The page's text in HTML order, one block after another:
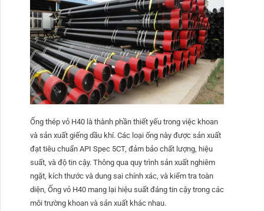
Ống thép vỏ H40 là thành phần thiết yếu trong việc khoan
và sản xuất giếng dầu khí. Các loại ống này được sản xuất
đạt tiêu chuẩn API Spec 5CT, đảm bảo chất lượng, hiệu
suất, và độ tin cậy. Thông qua quy trình sản xuất nghiêm
ngặt, kích thước và dung sai chính xác, và kiểm tra toàn
diện, Ống vỏ H40 mang lại hiệu suất đáng tin cậy trong các
môi trường khoan và sản xuất khác nhau.